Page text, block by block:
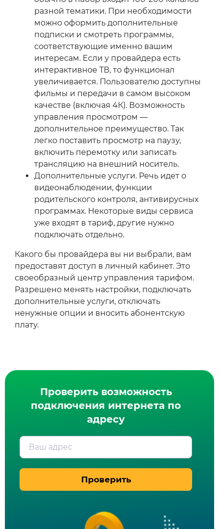
разной тематики. При необходимости
можно оформить дополнительные
подписки и смотреть программы,
соответствующие именно вашим
интересам. Если у провайдера есть
интерактивное ТВ, то функционал
увеличивается. Пользователю доступны
фильмы и передачи в самом высоком
качестве (включая 4К). Возможность
управления просмотром —
дополнительное преимущество. Так
легко поставить просмотр на паузу,
включить перемотку или записать
трансляцию на внешний носитель.
Дополнительные услуги. Речь идет о
видеонаблюдении, функции
родительского контроля, антивирусных
программах. Некоторые виды сервиса
уже входят в тариф, другие нужно
подключать отдельно.
Какого бы провайдера вы ни выбрали, вам
предоставят доступ в личный кабинет. Это
своеобразный центр управления тарифом.
Разрешено менять настройки, подключать
дополнительные услуги, отключать
ненужные опции и вносить абонентскую
плату.
Проверить возможность
подключения интернета по
адресу
Ваш адрес
Проверить